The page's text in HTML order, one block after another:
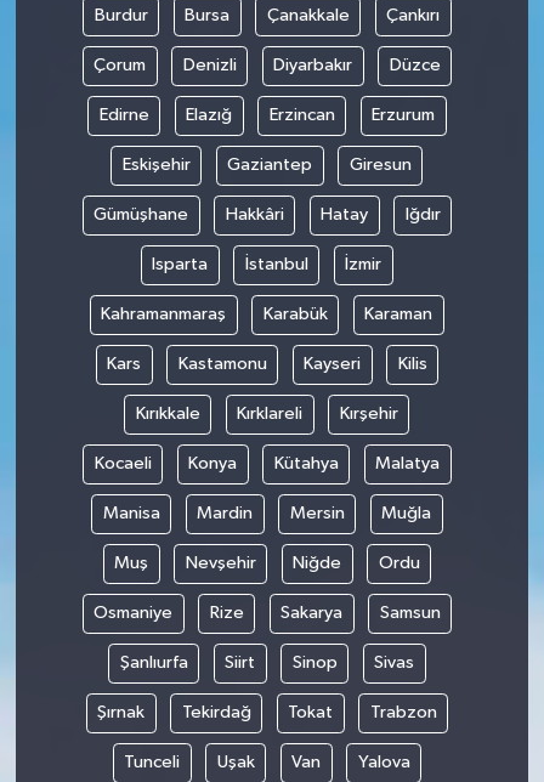
Burdur Bursa Çanakkale Çankırı
Çorum Denizli Diyarbakır Düzce
Edirne Elazığ Erzincan Erzurum
Eskişehir Gaziantep Giresun
Gümüşhane Hakkâri Hatay Iğdır
Isparta İstanbul İzmir
Kahramanmaraş Karabük Karaman
Kars Kastamonu Kayseri Kilis
Kırıkkale Kırklareli Kırşehir
Kocaeli Konya Kütahya Malatya
Manisa Mardin Mersin Muğla
Muş Nevşehir Niğde Ordu
Osmaniye Rize Sakarya Samsun
Şanlıurfa Siirt Sinop Sivas
Şırnak Tekirdağ Tokat Trabzon
Tunceli Uşak Van Yalova